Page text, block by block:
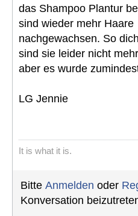
das Shampoo Plantur
sind wieder mehr Haare
nachgewachsen. So
sind sie leider nicht
aber es wurde
LG Jennie
It is what it is.
Bitte Anmelden oder
Konversation